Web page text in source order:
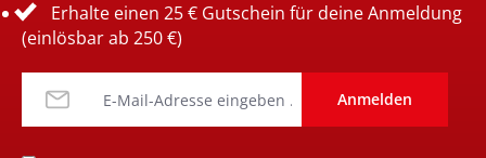
Erhalte einen 25 € Gutschein für deine Anmeldung
(einlösbar ab 250 €)
Anmelden